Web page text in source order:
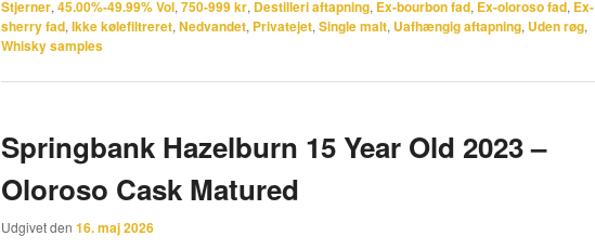
Stjerner, 45.00%-49.99% Vol, 750-999 kr, Destilleri aftapning, Ex-bourbon fad, Ex-oloroso fad, Ex-
sherry fad, Ikke kølefiltreret, Nedvandet, Privatejet, Single malt, Uafhængig aftapning, Uden røg,
Whisky samples
Springbank Hazelburn 15 Year Old 2023 –
Oloroso Cask Matured
Udgivet den 16. maj 2026